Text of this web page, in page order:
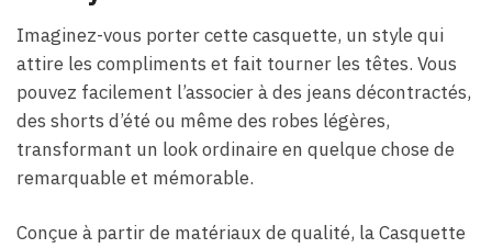
Imaginez-vous porter cette casquette, un style qui
attire les compliments et fait tourner les têtes. Vous
pouvez facilement l’associer à des jeans décontractés,
des shorts d’été ou même des robes légères,
transformant un look ordinaire en quelque chose de
remarquable et mémorable.
Conçue à partir de matériaux de qualité, la Casquette